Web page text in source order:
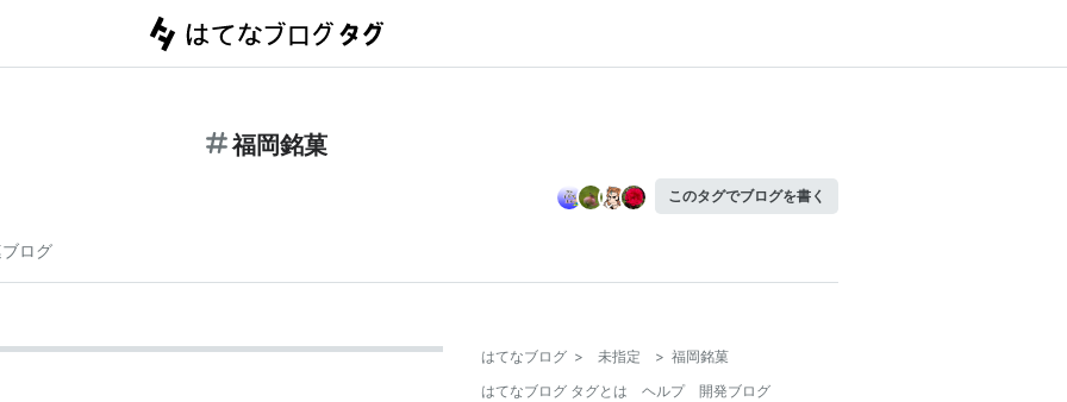
福岡銘菓
このタグでブログを書く
ログ
はてなブログ > 未指定 > 福岡銘菓
はてなブログ タグとは
ヘルプ
開発ブログ